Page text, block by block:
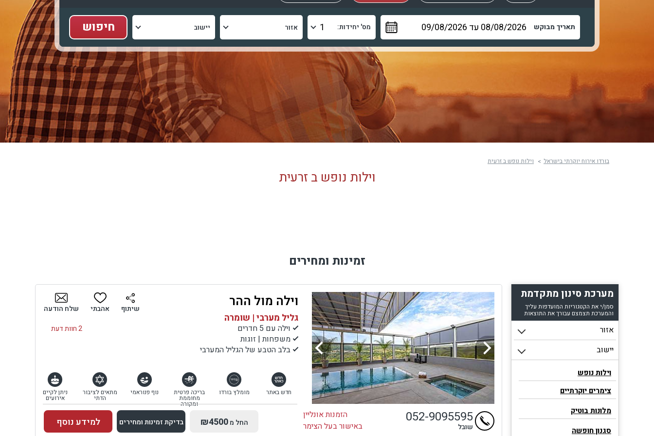
תאריך מבוקש מס' יחידות:
בורדו אירוח יוקרתי בישראל וילות נופש ב זרעית
וילות נופש ב זרעית
זמינות ומחירים
מערכת סינון מתקדמת
סמן/י את הקטגוריות המועדפות עליך
והמערכת תצמצם עבורך את התוצאות
וילות נופש
צימרים יוקרתיים
מלונות בוטיק
סגנון חופשה
וילה מול ההר
גליל מערבי | שומרה
2 חוות דעת
וילה עם 5 חדרים
משפחות | זוגות
בלב הטבע של הגליל המערבי
שיתוף אהבתי שלח הודעה
חדש באתר מומלץ בורדו בריכה פרטית
מחוממת
ומקורה
נוף פנוראמי מתאים לציבור
הדתי
ניתן לקיים
אירועים
הזמנות אונליין
באישור בעל הצימר
052-9095595
שובל החל מ₪4500 בדיקת זמינות ומחירים למידע נוסף